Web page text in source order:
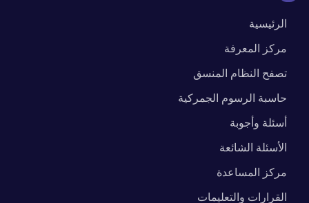
الرئيسية
مركز المعرفة
تصفح النظام المنسق
حاسبة الرسوم الجمركية
أسئلة وأجوبة
الأسئلة الشائعة
مركز المساعدة
القرارات والتعليمات